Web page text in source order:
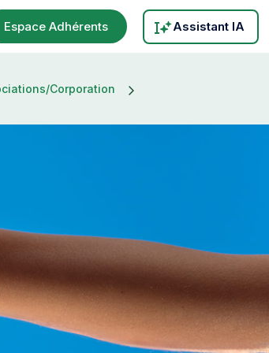
Espace Adhérents Assistant IA
Corporation